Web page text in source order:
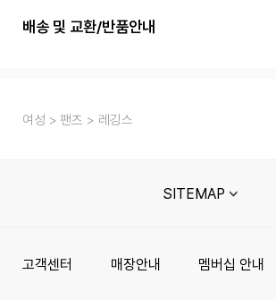
배송 및 교환/반품안내
여성 팬츠 레깅스
SITEMAP
고객센터 매장안내 멤버십 안내